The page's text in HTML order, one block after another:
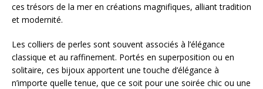
ces trésors de la mer en créations magnifiques, alliant tradition
et modernité.
Les colliers de perles sont souvent associés à l’élégance
classique et au raffinement. Portés en superposition ou en
solitaire, ces bijoux apportent une touche d’élégance à
n’importe quelle tenue, que ce soit pour une soirée chic ou une